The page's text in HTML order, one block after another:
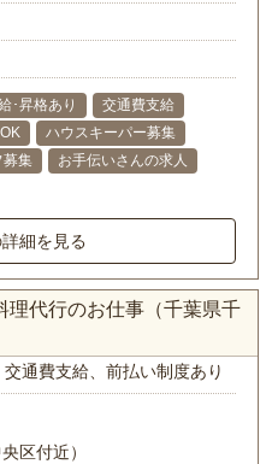
･昇格あり
交通費支給
ハウスキーパー募集
募集
お手伝いさんの求人
細を見る
理代行のお仕事（千葉県千
交通費支給、前払い制度あり
区付近）